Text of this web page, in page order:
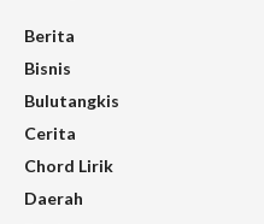
Berita
Bisnis
Bulutangkis
Cerita
Chord Lirik
Daerah